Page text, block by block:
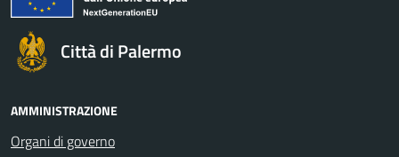
Città di Palermo
AMMINISTRAZIONE
Organi di governo